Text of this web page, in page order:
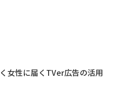
女性に届くTVer広告の活用